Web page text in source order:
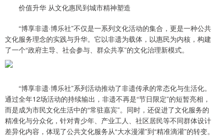
价值升华 从文化惠民到城市精神塑造
“博享非遗·博乐社”不仅是一系列文化活动的集合，更是一种公共
文化服务理念的实践与升华。它以非遗为载体，以惠民为内核，构建
了一个“政府主导、社会参与、群众共享”的文化治理新模式。
“博享非遗·博乐社”系列活动推动了非遗传承的常态化与生活化。
通过全年12场活动的持续输出，非遗不再是“节日限定”的短暂亮相，
而是成为市民文化生活中的“常驻嘉宾”。同时，还促进了文化服务的
精准化与分众化，针对青少年、产业工人、社区居民等不同群体设计
差异化内容，体现了公共文化服务从“大水漫灌”到“精准滴灌”的转变。